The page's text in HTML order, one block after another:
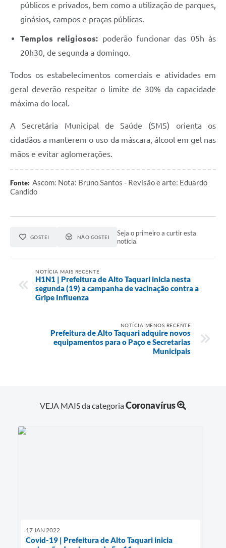
públicos e privados, bem como a utilização de parques,
ginásios, campos e praças públicas.
Templos religiosos: poderão funcionar das 05h às
20h30, de segunda a domingo.
Todos os estabelecimentos comerciais e atividades em
geral deverão respeitar o limite de 30% da capacidade
máxima do local.
A Secretária Municipal de Saúde (SMS) orienta os
cidadãos a manterem o uso da máscara, álcool em gel nas
mãos e evitar aglomerações.
Fonte: Ascom: Nota: Bruno Santos - Revisão e arte: Eduardo
Candido
GOSTEI NÃO GOSTEI
Seja o primeiro a curtir esta
notícia.
NOTÍCIA MAIS RECENTE
H1N1 | Prefeitura de Alto Taquari inicia nesta
segunda (19) a campanha de vacinação contra a
Gripe Influenza
NOTÍCIA MENOS RECENTE
Prefeitura de Alto Taquari adquire novos
equipamentos para o Paço e Secretarias
Municipais
VEJA MAIS da categoriaCoronavírus
17 JAN 2022
Covid-19 | Prefeitura de Alto Taquari inicia